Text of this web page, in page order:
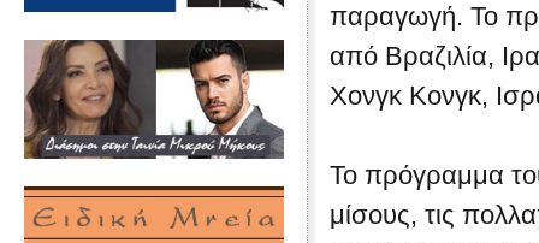
παραγωγή. Το
από Βραζιλία,
Χονγκ Κονγκ,
Το πρόγραμμα
μίσους, τις